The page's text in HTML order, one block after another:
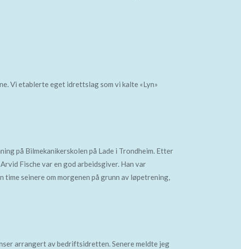
Vi etablerte eget idrettslag som vi kalte «Lyn»
på Bilmekanikerskolen på Lade i Trondheim. Etter
Fische var en god arbeidsgiver. Han var
seinere om morgenen på grunn av løpetrening,
arrangert av bedriftsidretten. Senere meldte jeg